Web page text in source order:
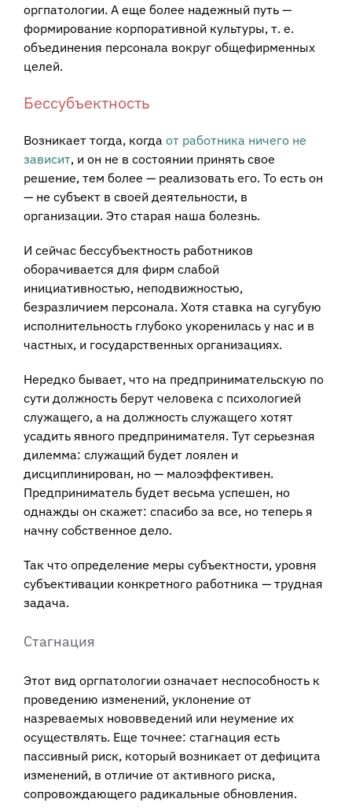
оргпатологии. А еще более надежный путь —
формирование корпоративной культуры, т. е.
объединения персонала вокруг общефирменных
целей.
Бессубъектность
Возникает тогда, когда от работника ничего не
зависит, и он не в состоянии принять свое
решение, тем более — реализовать его. То есть он
— не субъект в своей деятельности, в
организации. Это старая наша болезнь.
И сейчас бессубъектность работников
оборачивается для фирм слабой
инициативностью, неподвижностью,
безразличием персонала. Хотя ставка на сугубую
исполнительность глубоко укоренилась у нас и в
частных, и государственных организациях.
Нередко бывает, что на предпринимательскую по
сути должность берут человека с психологией
служащего, а на должность служащего хотят
усадить явного предпринимателя. Тут серьезная
дилемма: служащий будет лоялен и
дисциплинирован, но — малоэффективен.
Предприниматель будет весьма успешен, но
однажды он скажет: спасибо за все, но теперь я
начну собственное дело.
Так что определение меры субъектности, уровня
субъективации конкретного работника — трудная
задача.
Стагнация
Этот вид оргпатологии означает неспособность к
проведению изменений, уклонение от
назреваемых нововведений или неумение их
осуществлять. Еще точнее: стагнация есть
пассивный риск, который возникает от дефицита
изменений, в отличие от активного риска,
сопровождающего радикальные обновления.